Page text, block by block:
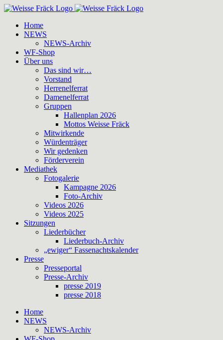
Zum
springenHome
NEWS
NEWS-Archiv
WF-Shop
Über uns
Das sind wir…
Vorstand
Herrenelferrat
Damenelferrat
Gruppen
Hallenplan 2026
Mottos Weisse Fräck
Mitwirkende
Würdenträger
Wir gedenken
Förderverein
Mediathek
Fotogalerie
Kampagne 2026
Foto-Archiv
Videos 2026
Videos 2025
Sitzungen
Liederbücher
Liederbuch-Archiv
„ewiger“ Fassenachtskalender
Presse
Presseportal
Presse-Archiv
presse 2019
presse 2018
Home
NEWS
NEWS-Archiv